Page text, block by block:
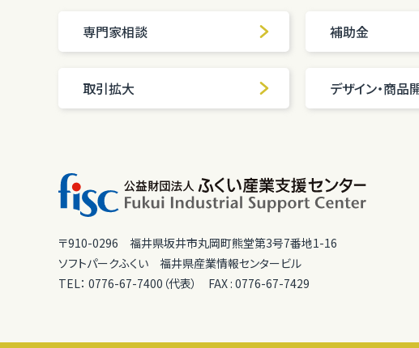
専門家相談 補助金
取引拡大 デザイン・商品
〒910-0296 福井県坂井市丸岡町熊堂第3号7番地1-16
ソフトパークふくい 福井県産業情報センタービル
TEL： 0776-67-7400（代表） FAX : 0776-67-7429